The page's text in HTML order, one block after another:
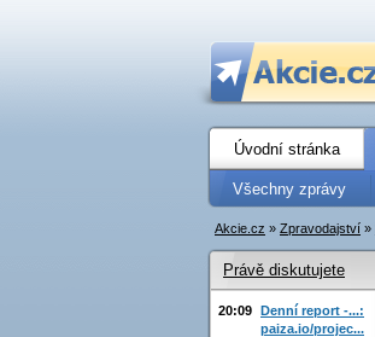
Úvodní stránka
Všechny zprávy
Akcie.cz » Zpravodajství »
Právě diskutujete
20:09 Denní report -...:
paiza.io/projec...